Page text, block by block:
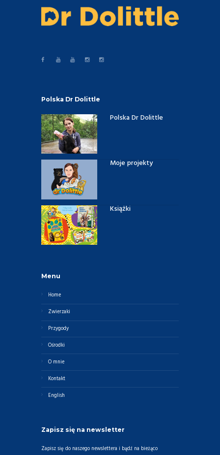
Polska Dr Dolittle
Polska Dr Dolittle
Moje projekty
Książki
Menu
Home
Zwierzaki
Przygody
Ośrodki
O mnie
Kontakt
English
Zapisz się na newsletter
Zapisz się do naszego newslettera i bądź na bieżąco